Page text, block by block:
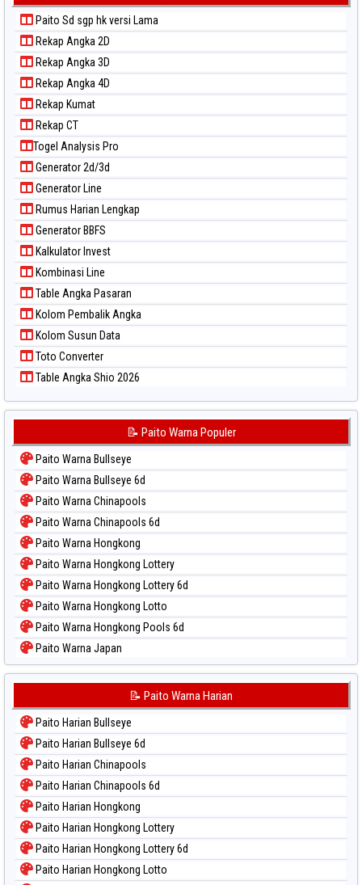
Paito Sd sgp hk versi Lama
Rekap Angka 2D
Rekap Angka 3D
Rekap Angka 4D
Rekap Kumat
Rekap CT
Togel Analysis Pro
Generator 2d/3d
Generator Line
Rumus Harian Lengkap
Generator BBFS
Kalkulator Invest
Kombinasi Line
Table Angka Pasaran
Kolom Pembalik Angka
Kolom Susun Data
Toto Converter
Table Angka Shio 2026
📝 Paito Warna Populer
Paito Warna Bullseye
Paito Warna Bullseye 6d
Paito Warna Chinapools
Paito Warna Chinapools 6d
Paito Warna Hongkong
Paito Warna Hongkong Lottery
Paito Warna Hongkong Lottery 6d
Paito Warna Hongkong Lotto
Paito Warna Hongkong Pools 6d
Paito Warna Japan
Paito Warna Japan 6d
Paito Warna Kuda Lari
Paito Warna Magnum Cambodia
Paito Warna Nagoya
Paito Warna New York Midday
Paito Warna North Carolina Day
Paito Warna Pcso
Paito Warna Pennsylvania Day
Paito Warna Sao Paulo
Paito Warna Singapore
📝 Paito Warna Harian
Paito Harian Bullseye
Paito Harian Bullseye 6d
Paito Harian Chinapools
Paito Harian Chinapools 6d
Paito Harian Hongkong
Paito Harian Hongkong Lottery
Paito Harian Hongkong Lottery 6d
Paito Harian Hongkong Lotto